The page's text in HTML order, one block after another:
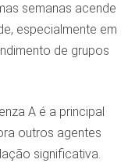
semanas acende
especialmente em
de grupos
A é a principal
outros agentes
significativa.